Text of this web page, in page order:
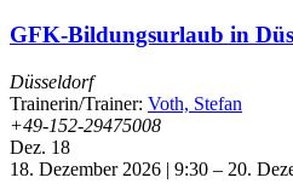
GFK-Bildungsurlaub in
Düsseldorf
Trainerin/Trainer: Voth, Stefan
+49-152-29475008
Dez. 18
18. Dezember 2026 | 9:30 – 20.